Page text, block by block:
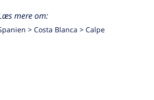
Værelserne som ikke brukes forbli
Prisen er lavere end
belægning.
mere om:
> Costa Blanca > Calpe